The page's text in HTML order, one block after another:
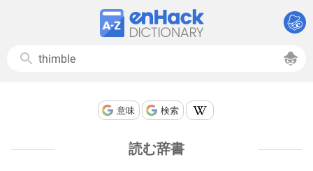
意味 検索
読む辞書